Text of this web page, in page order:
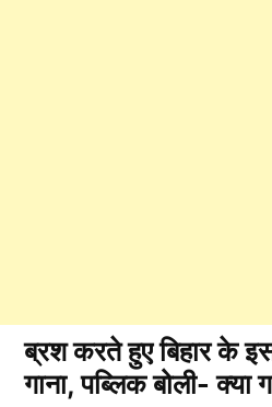
ब्रश करते हुए बिहार के
गाना, पब्लिक बोली- क्या